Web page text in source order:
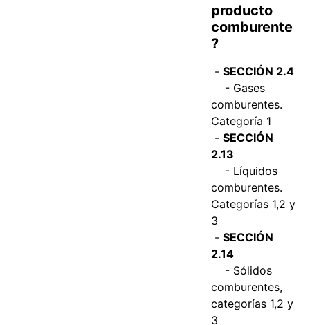
producto
comburente
?
-SECCIÓN 2.4
- Gases
comburentes.
Categoría 1
-SECCIÓN
2.13
- Líquidos
comburentes.
Categorías 1,2 y
3
-SECCIÓN
2.14
- Sólidos
comburentes,
categorías 1,2 y
3